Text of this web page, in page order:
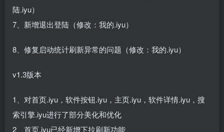
陆.iyu）
7、新增退出登陆（修改：我的.iyu）
8、修复启动统计刷新异常的问题（修改：我的.iyu）
v1.3版本
1、对首页.iyu，软件按钮.iyu，主页.iyu，软件详情.iyu，搜
索引擎.iyu进行了部分美化和优化
2、首页.iyu已经新增下拉刷新功能